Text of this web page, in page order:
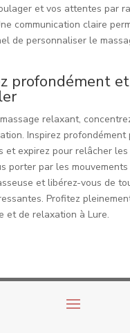
et vos attentes par
communication claire
de personnaliser le
profondément
relaxant,
Inspirez profondément
et expirez pour relâcher les
porter par les
et libérez-vous de
Profitez
et de relaxation à Lure.